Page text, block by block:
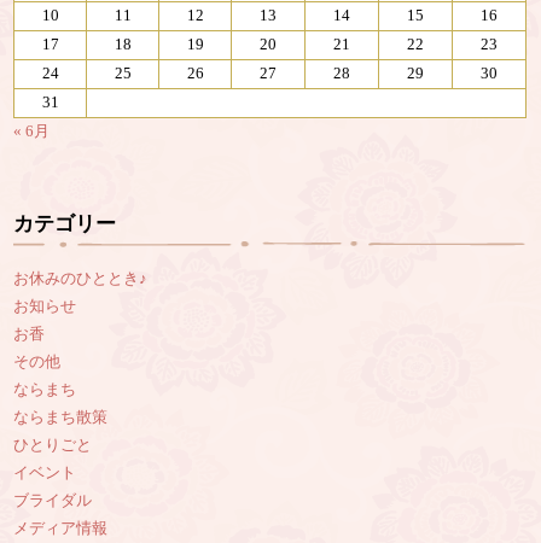
10
11 12 13 14 15
16
17
18 19 20 21 22
23
24
25 26 27 28 29
30
31
« 6月
カテゴリー
お休みのひととき♪
お知らせ
お香
その他
ならまち
ならまち散策
ひとりごと
イベント
ブライダル
メディア情報